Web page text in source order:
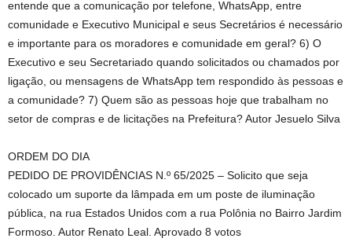
entende que a comunicação por telefone, WhatsApp, entre
comunidade e Executivo Municipal e seus Secretários é necessário
e importante para os moradores e comunidade em geral? 6) O
Executivo e seu Secretariado quando solicitados ou chamados por
ligação, ou mensagens de WhatsApp tem respondido às pessoas e
a comunidade? 7) Quem são as pessoas hoje que trabalham no
setor de compras e de licitações na Prefeitura? Autor Jesuelo Silva
ORDEM DO DIA
PEDIDO DE PROVIDÊNCIAS N.º 65/2025 – Solicito que seja
colocado um suporte da lâmpada em um poste de iluminação
pública, na rua Estados Unidos com a rua Polônia no Bairro Jardim
Formoso. Autor Renato Leal. Aprovado 8 votos